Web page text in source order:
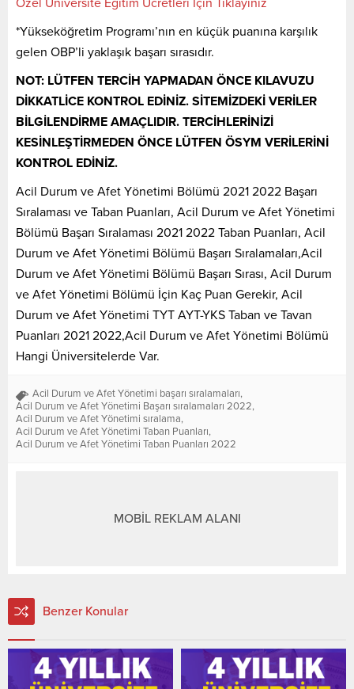
*Yükseköğretim Programı’nın en küçük puanına karşılık
gelen OBP’li yaklaşık başarı sırasıdır.
NOT: LÜTFEN TERCİH YAPMADAN ÖNCE KILAVUZU
DİKKATLİCE KONTROL EDİNİZ. SİTEMİZDEKİ VERİLER
BİLGİLENDİRME AMAÇLIDIR. TERCİHLERİNİZİ
KESİNLEŞTİRMEDEN ÖNCE LÜTFEN ÖSYM VERİLERİNİ
KONTROL EDİNİZ.
Acil Durum ve Afet Yönetimi Bölümü 2021 2022 Başarı
Sıralaması ve Taban Puanları, Acil Durum ve Afet Yönetimi
Bölümü Başarı Sıralaması 2021 2022 Taban Puanları, Acil
Durum ve Afet Yönetimi Bölümü Başarı Sıralamaları,Acil
Durum ve Afet Yönetimi Bölümü Başarı Sırası, Acil Durum
ve Afet Yönetimi Bölümü İçin Kaç Puan Gerekir, Acil
Durum ve Afet Yönetimi TYT AYT-YKS Taban ve Tavan
Puanları 2021 2022,Acil Durum ve Afet Yönetimi Bölümü
Hangi Üniversitelerde Var.
Acil Durum ve Afet Yönetimi başarı sıralamaları,
Acil Durum ve Afet Yönetimi Başarı sıralamaları 2022,
Acil Durum ve Afet Yönetimi sıralama,
Acil Durum ve Afet Yönetimi Taban Puanları,
Acil Durum ve Afet Yönetimi Taban Puanları 2022
MOBİL REKLAM ALANI
Benzer Konular